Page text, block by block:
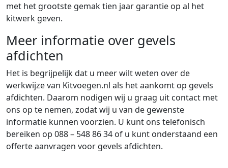
met het grootste gemak tien jaar garantie op al het
kitwerk geven.
Meer informatie over gevels
afdichten
Het is begrijpelijk dat u meer wilt weten over de
werkwijze van Kitvoegen.nl als het aankomt op gevels
afdichten. Daarom nodigen wij u graag uit contact met
ons op te nemen, zodat wij u van de gewenste
informatie kunnen voorzien. U kunt ons telefonisch
bereiken op 088 – 548 86 34 of u kunt onderstaand een
offerte aanvragen voor gevels afdichten.